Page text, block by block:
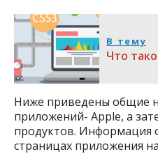
В тему
Что
Ниже приведены общие
приложений- Apple, а
продуктов. Информация
страницах приложения